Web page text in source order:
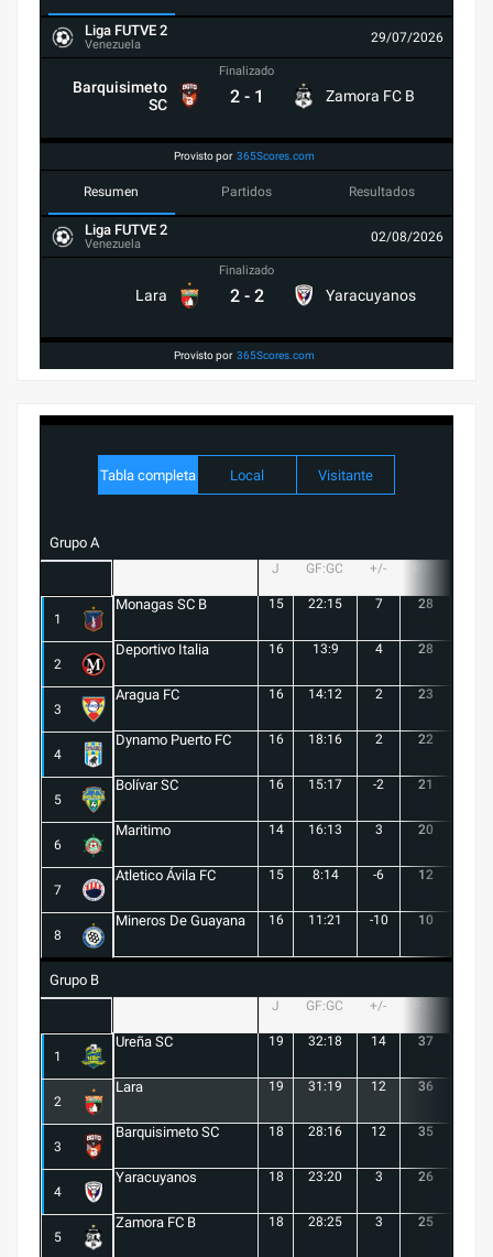
Liga FUTVE 2
Venezuela 29/07/2026
Barquisimeto
SC
Finalizado
2 - 1 Zamora FC B
Provisto por 365Scores.com
Resumen Partidos Resultados
Liga FUTVE 2
Venezuela 02/08/2026
Lara
Finalizado
2 - 2 Yaracuyanos
Provisto por 365Scores.com
Tabla completa Local Visitante
Grupo A
J GF:GC +/-
1
Monagas SC B 15 22:15 7 28
2
Deportivo Italia 16 13:9 4 28
3
Aragua FC 16 14:12 2 23
4
Dynamo Puerto FC 16 18:16 2 22
5
Bolívar SC 16 15:17 -2 21
6
Maritimo 14 16:13 3 20
7
Atletico Ávila FC 15 8:14 -6 12
8
Mineros De Guayana 16 11:21 -10 10
Grupo B
J GF:GC +/-
1
Ureña SC 19 32:18 14 37
2
Lara 19 31:19 12 36
3
Barquisimeto SC 18 28:16 12 35
4
Yaracuyanos 18 23:20 3 26
5
Zamora FC B 18 28:25 3 25